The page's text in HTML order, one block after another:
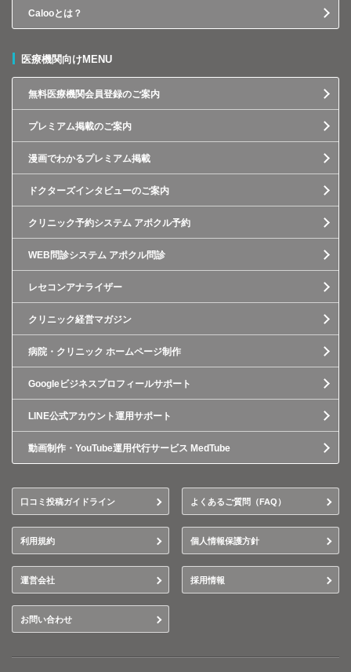
Calooとは？
医療機関向けMENU
無料医療機関会員登録のご案内
プレミアム掲載のご案内
漫画でわかるプレミアム掲載
ドクターズインタビューのご案内
クリニック予約システム アポクル予約
WEB問診システム アポクル問診
レセコンアナライザー
クリニック経営マガジン
病院・クリニック ホームページ制作
Googleビジネスプロフィールサポート
LINE公式アカウント運用サポート
動画制作・YouTube運用代行サービス MedTube
口コミ投稿ガイドライン よくあるご質問（FAQ）
利用規約 個人情報保護方針
運営会社 採用情報
お問い合わせ